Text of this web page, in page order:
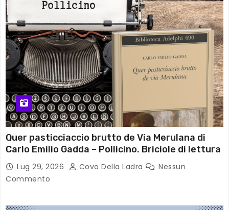
Quer pasticciaccio brutto de Via Merulana di
Carlo Emilio Gadda – Pollicino. Briciole di lettura
Lug 29, 2026 Covo Della Ladra
Nessun
Commento